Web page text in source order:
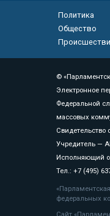
Политика
Общество
©
Электронное
Федеральной
массовых
Свидетельство
Учредитель —
Исполняющий
Тел.: +7 (495)
федеральных
Сайт